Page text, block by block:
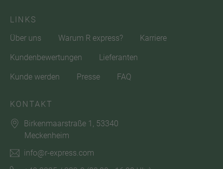
LINKS
Über uns
Warum R express? Karriere
Kundenbewertungen Lieferanten
Kunde werden Presse FAQ
KONTAKT
Birkenmaarstraße 1, 53340
Meckenheim
info@r-express.com